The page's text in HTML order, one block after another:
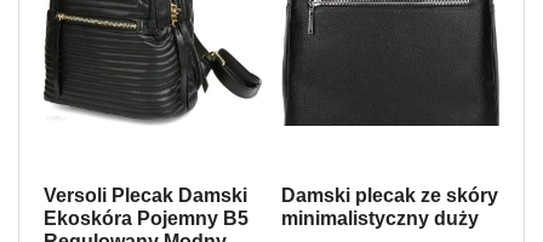
Versoli Plecak Damski
Ekoskóra Pojemny B5
Damski plecak ze skóry
minimalistyczny duży